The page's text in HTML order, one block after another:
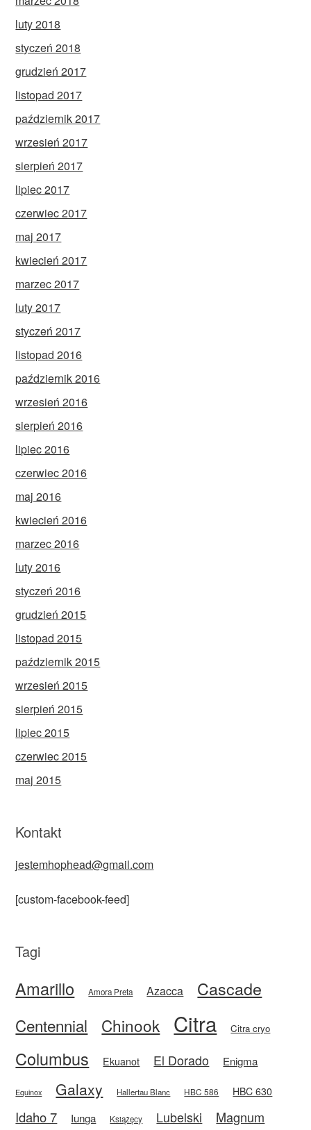
luty 2018
styczeń 2018
grudzień 2017
listopad 2017
październik 2017
wrzesień 2017
sierpień 2017
lipiec 2017
czerwiec 2017
maj 2017
kwiecień 2017
marzec 2017
luty 2017
styczeń 2017
listopad 2016
październik 2016
wrzesień 2016
sierpień 2016
lipiec 2016
czerwiec 2016
maj 2016
kwiecień 2016
marzec 2016
luty 2016
styczeń 2016
grudzień 2015
listopad 2015
październik 2015
wrzesień 2015
sierpień 2015
lipiec 2015
czerwiec 2015
maj 2015
Kontakt
jestemhophead@gmail.com
[custom-facebook-feed]
Tagi
Amarillo Amora Preta Azacca Cascade
Centennial Chinook Citra Citra cryo
Columbus Ekuanot El Dorado Enigma
Equinox Galaxy Hallertau Blanc HBC 586 HBC 630
Idaho 7 Iunga Książęcy Lubelski
Magnum